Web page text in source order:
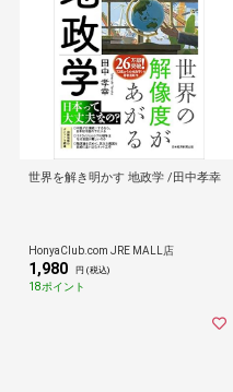
世界を解き明かす 地政学 /田中孝幸
HonyaClub.com JRE MALL店
1,980 円 (税込)
18ポイント